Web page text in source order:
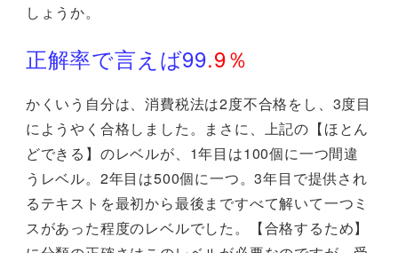
しょうか。
正解率で言えば99.9％
かくいう自分は、消費税法は2度不合格をし、3度目
にようやく合格しました。まさに、上記の【ほとん
どできる】のレベルが、1年目は100個に一つ間違
うレベル。2年目は500個に一つ。3年目で提供され
るテキストを最初から最後まですべて解いて一つミ
スがあった程度のレベルでした。【合格するため】